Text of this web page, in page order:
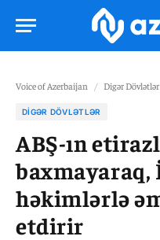
Voice of Azerbaijan / Digər Dövlətlər
DIGƏR DÖVLƏTLƏR
ABŞ-ın
baxmayaraq,
həkimlərlə
etdirir